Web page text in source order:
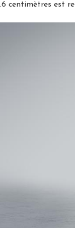
centimètres est